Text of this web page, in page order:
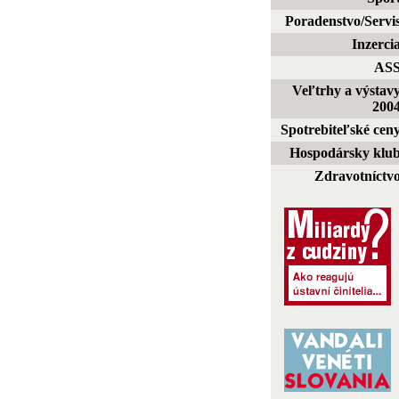
Poradenstvo/
Inzercia
Veľtrhy a
Spotrebiteľské
Hospodársky